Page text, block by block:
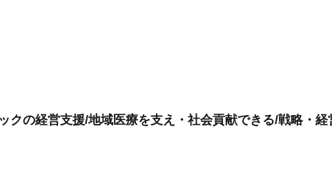
クの経営支援/地域医療を支え・社会貢献できる/戦略・経